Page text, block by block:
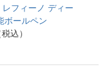
フィーノ ディー
ボールペン
込）